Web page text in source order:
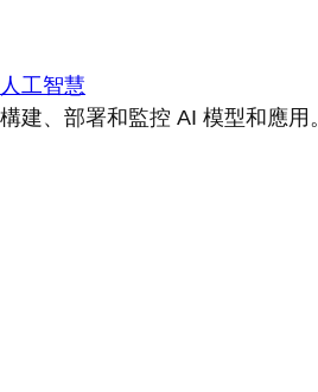
人工智慧
構建、部署和監控 AI 模型和應用。